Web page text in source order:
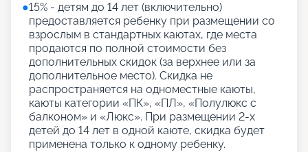
●15% - детям до 14 лет (включительно)
предоставляется ребенку при размещении со
взрослым в стандартных каютах, где места
продаются по полной стоимости без
дополнительных скидок (за верхнее или за
дополнительное место). Скидка не
распространяется на одноместные каюты,
каюты категории «ПК», «ПЛ», «Полулюкс с
балконом» и «Люкс». При размещении 2-х
детей до 14 лет в одной каюте, скидка будет
применена только к одному ребенку.